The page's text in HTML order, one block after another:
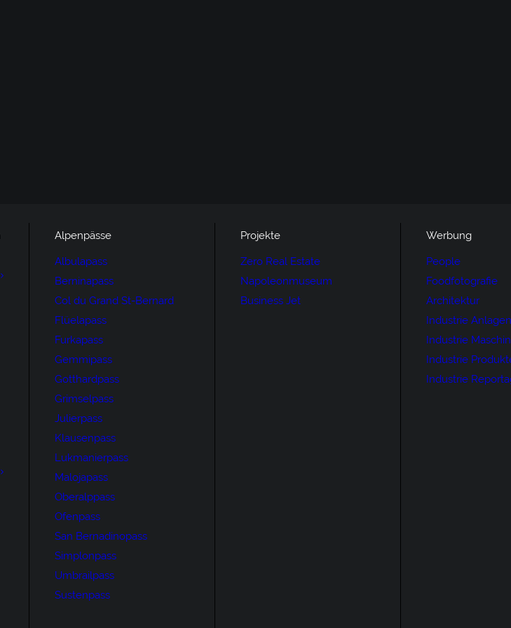
Alpenpässe
Albulapass
Berninapass
Col du Grand St-Bernard
Flüelapass
Furkapass
Gemmipass
Gotthardpass
Grimselpass
Julierpass
Klausenpass
Lukmanierpass
Malojapass
Oberalppass
Ofenpass
San Bernadinopass
Simplonpass
Umbrailpass
Sustenpass
Projekte
Zero Real Estate
Napoleonmuseum
Business Jet
Werbung
People
Foodfotografie
Architektur
Industrie Anlagen
Industrie
Industrie
Industrie